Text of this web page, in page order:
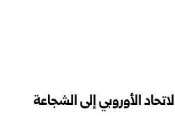
الأوروبي إلى الشجاعة